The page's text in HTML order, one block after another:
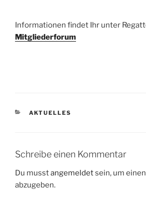
Informationen findet Ihr unter
Mitgliederforum
KATEGORIEN
AKTUELLES
Schreibe einen Kommentar
Du musstangemeldetsein, um
abzugeben.